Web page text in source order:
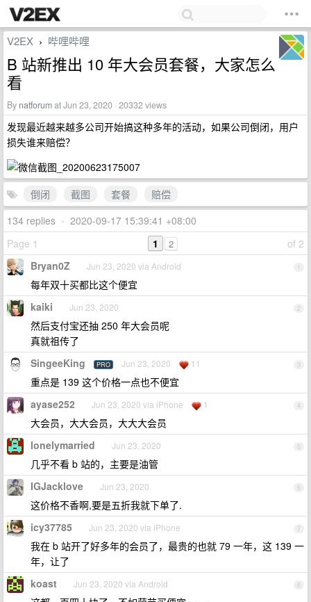
V2EX › 哔哩哔哩
B 站新推出 10 年大会员套餐，大家怎么
看
By natforumat Jun 23, 2020 · 20332 views
发现最近越来越多公司开始搞这种多年的活动，如果公司倒闭，用户
损失谁来赔偿？
倒闭 截图 套餐
赔偿
134 replies • 2020-09-17 15:39:41 +08:00
Page 1
of 2
1 2
1
Bryan0Z Jun 23, 2020 via Android
每年双十买都比这个便宜
2
kaiki Jun 23, 2020
然后支付宝还抽 250 年大会员呢
真就祖传了
3
SingeeKing PRO Jun 23, 2020 11
重点是 139 这个价格一点也不便宜
4
ayase252 Jun 23, 2020 via iPhone 1
大会员，大大会员，大大大会员
5
lonelymarried Jun 23, 2020
几乎不看 b 站的，主要是油管
6
IGJacklove Jun 23, 2020
这价格不香啊,要是五折我就下单了.
7
icy37785 Jun 23, 2020 via iPhone
我在 b 站开了好多年的会员了，最贵的也就 79 一年，这 139 一
年，让了
8
koast Jun 23, 2020 via Android